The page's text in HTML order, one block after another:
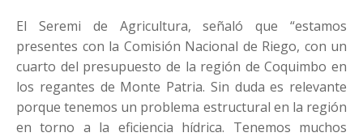
El Seremi de Agricultura, señaló que “estamos
presentes con la Comisión Nacional de Riego, con un
cuarto del presupuesto de la región de Coquimbo en
los regantes de Monte Patria. Sin duda es relevante
porque tenemos un problema estructural en la región
en torno a la eficiencia hídrica. Tenemos muchos